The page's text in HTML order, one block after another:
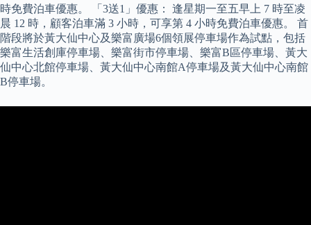
時免費泊車優惠。 「3送1」優惠： 逢星期一至五早上 7 時至凌
晨 12 時，顧客泊車滿 3 小時，可享第 4 小時免費泊車優惠。 首
階段將於黃大仙中心及樂富廣場6個領展停車場作為試點，包括
樂富生活創庫停車場、樂富街市停車場、樂富B區停車場、黃大
仙中心北館停車場、黃大仙中心南館A停車場及黃大仙中心南館
B停車場。